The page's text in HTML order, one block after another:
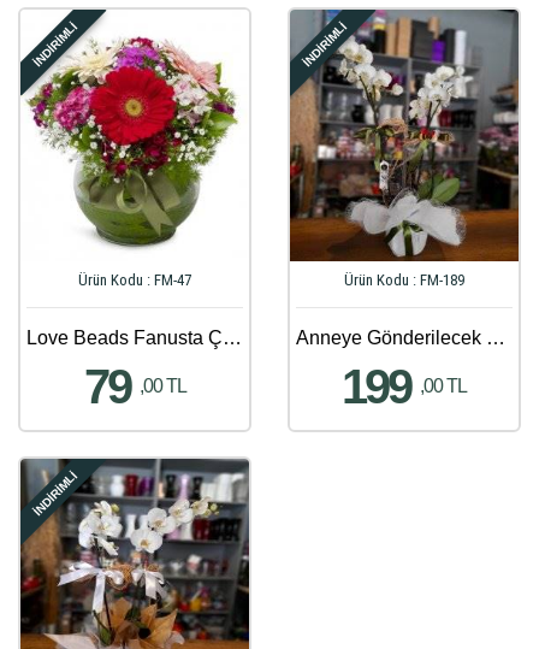
İNDİRİMLİ
Ürün Kodu : FM-47
Love Beads Fanusta Çiçek Aranjmanı
79 ,00 TL
İNDİRİMLİ
Ürün Kodu : FM-189
Anneye Gönderilecek En Güzel Çiçek Gönder - 70
199 ,00 TL
İNDİRİMLİ